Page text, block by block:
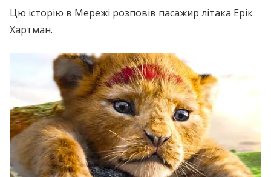
Цю історію в Мережі розповів пасажир літака Ерік
Хартман.